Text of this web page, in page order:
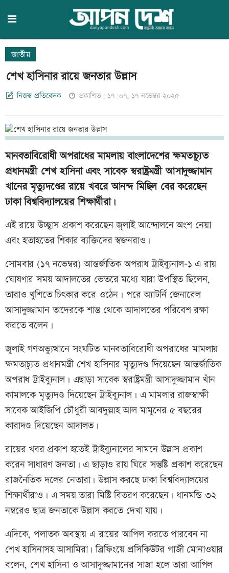
জাতীয়
শেখ হাসিনার রায়ে জনতার উল্লাস
নিজস্ব প্রতিবেদক প্রকাশিত: ১৭:০৭, ১৭ নভেম্বর ২০২৫
মানবতাবিরোধী অপরাধের মামলায় বাংলাদেশের ক্ষমতাচ্যুত
প্রধানমন্ত্রী শেখ হাসিনা এবং সাবেক স্বরাষ্ট্রমন্ত্রী আসাদুজ্জামান
খানের মৃত্যুদণ্ডের রায়ে খবরে আনন্দ মিছিল বের করেছেন
ঢাকা বিশ্ববিদ্যালয়ের শিক্ষার্থীরা।
এই রায়ে উচ্ছ্বাস প্রকাশ করেছেন জুলাই আন্দোলনে অংশ নেয়া
এবং হতাহতের শিকার ব্যক্তিদের স্বজনরাও।
সোমবার (১৭ নভেম্বর) আন্তর্জাতিক অপরাধ ট্রাইব্যুনাল-১ এ রায়
ঘোষণার সময় আদালতের ভেতরে মধ্যে যারা উপস্থিত ছিলেন,
তারাও খুশিতে চিৎকার করে ওঠেন। পরে অ্যাটর্নি জেনারেল
আসাদুজ্জামান তাদেরকে শান্ত থেকে আদালতের পরিবেশ রক্ষা
করতে বলেন।
জুলাই গণঅভ্যুত্থানে সংঘটিত মানবতাবিরোধী অপরাধের মামলায়
ক্ষমতাচ্যুত প্রধানমন্ত্রী শেখ হাসিনার মৃত্যুদণ্ড দিয়েছেন আন্তর্জাতিক
অপরাধ ট্রাইব্যুনাল। এছাড়া সাবেক স্বরাষ্ট্রমন্ত্রী আসাদুজ্জামান খাঁন
কামালকে মৃত্যুদণ্ড দিয়েছেন ট্রাইব্যুনাল। এ মামলার রাজস্বাক্ষী
সাবেক আইজিপি চৌধুরী আবদুল্লাহ আল মামুনের ৫ বছরের
কারাদণ্ড দিয়েছেন আদালত।
রায়ের খবর প্রকাশ হতেই ট্রাইব্যুনালের সামনে উল্লাস প্রকাশ
করেন সাধারণ জনতা। এ ছাড়াও রায় ঘিরে সন্তুষ্টি প্রকাশ করেছেন
রাজনৈতিক দলের নেতারা। উল্লাস করছে ঢাকা বিশ্ববিদ্যালয়ের
শিক্ষার্থীরাও। এ সময় তারা মিষ্টি বিতরণ করেছেন। ধানমন্ডি ৩২
নম্বরেও ছাত্র জনতাকে উল্লাস করতে দেখা যায়।
এদিকে, পলাতক অবস্থায় এ রায়ের আপিল করতে পারবেন না
শেখ হাসিনাসহ আসামিরা। ব্রিফিংয়ে প্রসিকিউটর গাজী মোনাওয়ার
বলেন, শেখ হাসিনা ও আসাদুজ্জামানের সাজা হলে তারা আপিল